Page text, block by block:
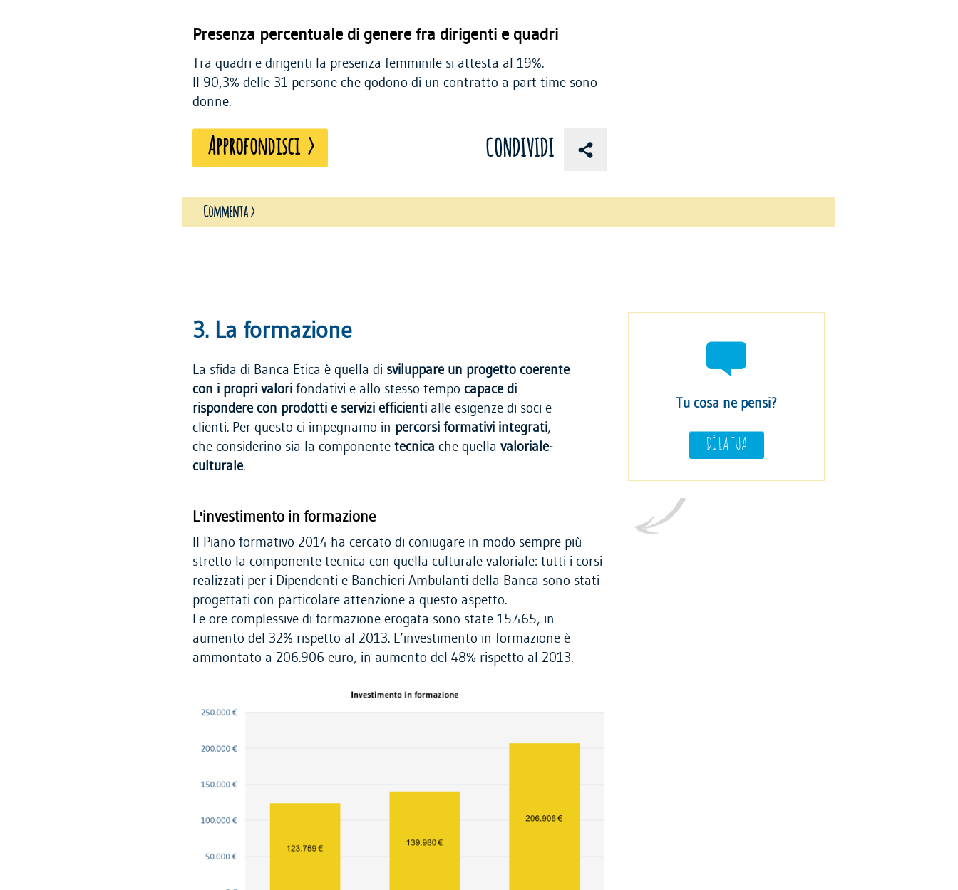
Presenza percentuale di genere fra dirigenti e quadri
Tra quadri e dirigenti la presenza femminile si attesta al 19%.
Il 90,3% delle 31 persone che godono di un contratto a part time sono
donne.
Approfondisci > CONDIVIDI
Commenta >
3. La formazione
La sfida di Banca Etica è quella di sviluppare un progetto coerente
con i propri valorifondativi e allo stesso tempocapace di
rispondere con prodotti e servizi efficienti alle esigenze di soci e
clienti. Per questo ci impegnamo in percorsi formativi integrati,
che considerino sia la componentetecnica che quellavaloriale-
culturale.
L'investimento in formazione
Il Piano formativo 2014 ha cercato di coniugare in modo sempre più
stretto la componente tecnica con quella culturale-valoriale: tutti i corsi
realizzati per i Dipendenti e Banchieri Ambulanti della Banca sono stati
progettati con particolare attenzione a questo aspetto.
Le ore complessive di formazione erogata sono state 15.465, in
aumento del 32% rispetto al 2013. L’investimento in formazione è
ammontato a 206.906 euro, in aumento del 48% rispetto al 2013.
Tu cosa ne pensi?
DÌ LA TUA